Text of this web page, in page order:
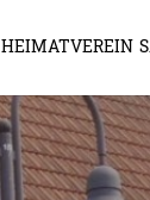
HEIMATVEREIN